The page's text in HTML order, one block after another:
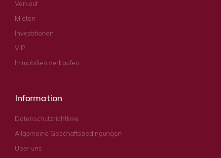
Verkauf
Mieten
Investitionen
VIP
Immobilien verkaufen
Information
Datenschutzrichtlinie
Allgemeine Geschäftsbedingungen
Über uns